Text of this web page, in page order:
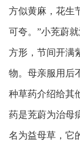
方似黄麻，花生
可夸。”小茺蔚
方形，节间开满
物。母亲服用后
种草药介绍给其
药是茺蔚为治母
名为益母草，它